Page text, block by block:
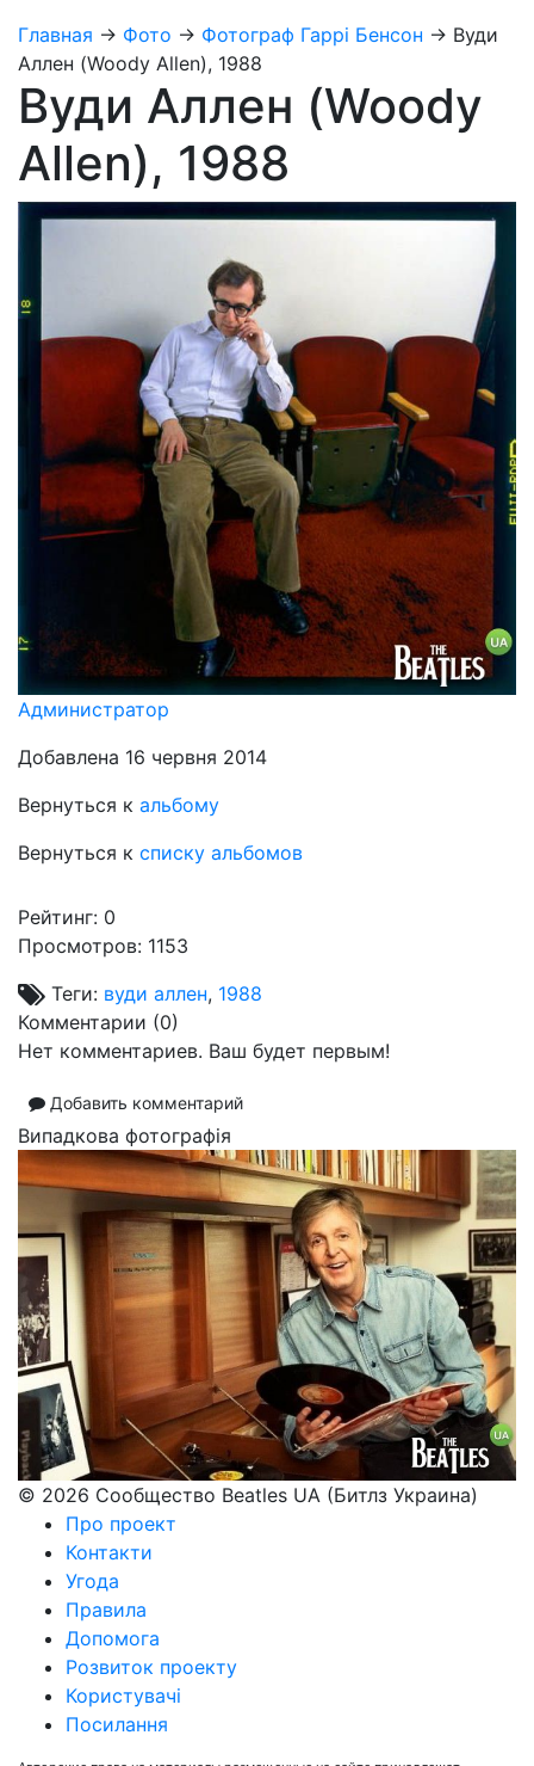
Главная → Фото → Фотограф Гаррі Бенсон → Вуди
Аллен (Woody Allen), 1988
Вуди Аллен (Woody
Allen), 1988
Администратор
Добавлена 16 червня 2014
Вернуться к альбому
Вернуться к списку альбомов
Рейтинг: 0
Просмотров: 1153
Теги: вуди аллен, 1988
Комментарии (0)
Нет комментариев. Ваш будет первым!
Добавить комментарий
Випадкова фотографія
© 2026 Сообщество Beatles UA (Битлз Украина)
Про проект
Контакти
Угода
Правила
Допомога
Розвиток проекту
Користувачі
Посилання